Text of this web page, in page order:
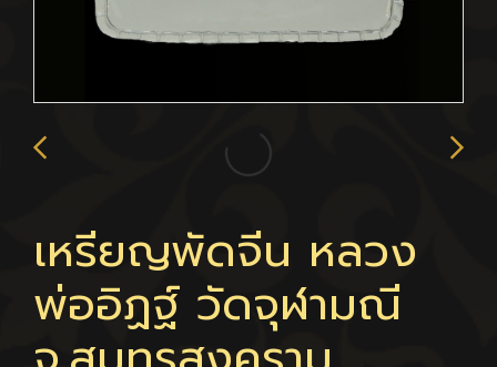
เหรียญพัดจีน หลวง
พ่ออิฏฐ์ วัดจุฬามณี